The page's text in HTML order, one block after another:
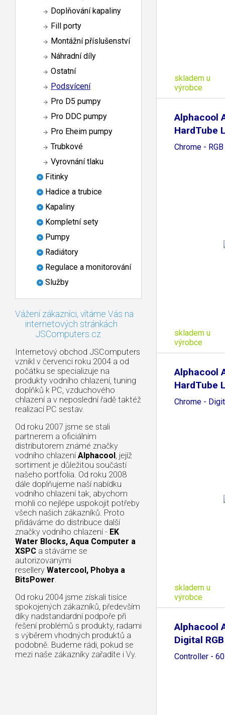
Doplňování kapaliny
Fill porty
Montážní příslušenství
Náhradní díly
Ostatní
Podsvícení
Pro D5 pumpy
Pro DDC pumpy
Pro Eheim pumpy
Trubkové
Vyrovnání tlaku
Fitinky
Hadice a trubice
Kapaliny
Kompletní sety
Pumpy
Radiátory
Regulace a monitorování
Služby
Vážení zákazníci, vítáme Vás na
internetových stránkách
JSComputers.cz
Internetový obchod JSComputers
vznikl v červenci roku 2004 a od
počátku se specializuje na
produkty vodního chlazení, tuning
doplňků k PC, vzduchového
chlazení a v neposlední řadě taktéž
realizací PC sestav.
Od roku 2007 jsme se stali
partnerem a oficiálním
distributorem známé značky
vodního chlazení Alphacool, jejíž
sortiment je důležitou součástí
našeho portfolia. Od roku 2008
dále doplňujeme naší nabídku
vodního chlazení tak, abychom
mohli co nejlépe uspokojit potřeby
všech našich zákazníků. Proto
přidáváme do distribuce další
značky vodního chlazení - EK
Water Blocks, Aqua Computer a
XSPC a stáváme se
autorizovanými
resellery Watercool, Phobya a
BitsPower.
Od roku 2004 jsme získali tisíce
spokojených zákazníků, především
díky nadstandardní podpoře při
řešení problémů s produkty, radami
s výběrem vhodných produktů a
podobně. Budeme rádi, pokud se
mezi naše zákazníky zařadíte i Vy.
skladem u
výrobce
Alphacool
HardTube
16mm
Chrome - RGB
skladem u
výrobce
Alphacool
HardTube
13mm
Chrome -
skladem u
výrobce
Alphacool
Digital
Controller -